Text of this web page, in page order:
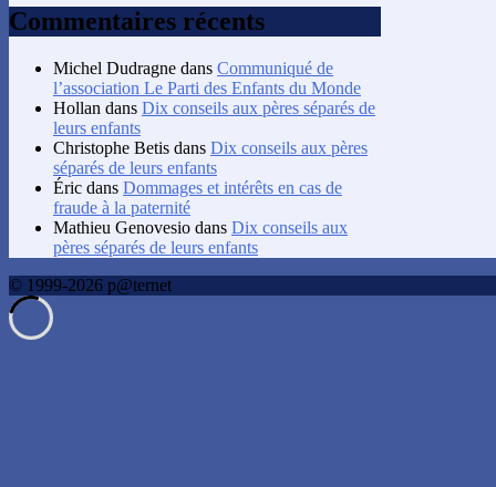
Commentaires récents
Michel Dudragne dans Communiqué de
l’association Le Parti des Enfants du Monde
Hollan dans Dix conseils aux pères séparés de
leurs enfants
Christophe Betis dans Dix conseils aux pères
séparés de leurs enfants
Éric dans Dommages et intérêts en cas de
fraude à la paternité
Mathieu Genovesio dans Dix conseils aux
pères séparés de leurs enfants
© 1999-2026 p@ternet